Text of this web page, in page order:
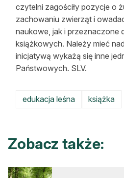
100 lat „Lasu
Prenumerata
Reklama
Zostań autorem
Archiwum
czytelni zagościły pozycje o
zachowaniu zwierząt i
naukowe, jak i przeznaczone
książkowych. Należy mieć
inicjatywą wykażą się inne
Państwowych. SLV.
edukacja leśna książka
Zobacz także: